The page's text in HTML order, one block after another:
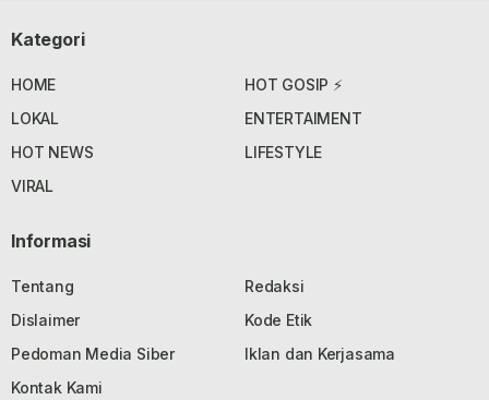
Kategori
HOME
HOT GOSIP ⚡
LOKAL
ENTERTAIMENT
HOT NEWS
LIFESTYLE
VIRAL
Informasi
Tentang
Redaksi
Dislaimer
Kode Etik
Pedoman Media Siber
Iklan dan Kerjasama
Kontak Kami